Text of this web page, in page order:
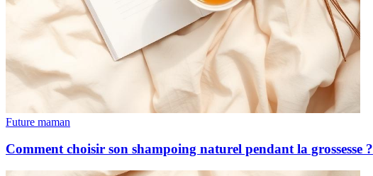
Future maman
Comment choisir son shampoing naturel pendant la grossesse ?